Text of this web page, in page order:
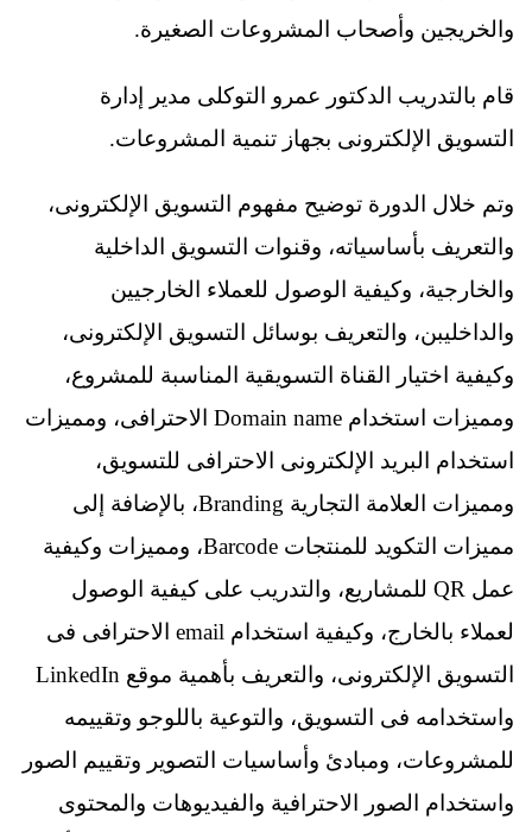
والخريجين وأصحاب المشروعات الصغيرة.
قام بالتدريب الدكتور عمرو التوكلى مدير إدارة
التسويق الإلكترونى بجهاز تنمية المشروعات.
وتم خلال الدورة توضيح مفهوم التسويق الإلكترونى،
والتعريف بأساسياته، وقنوات التسويق الداخلية
والخارجية، وكيفية الوصول للعملاء الخارجيين
والداخليبن، والتعريف بوسائل التسويق الإلكترونى،
وكيفية اختيار القناة التسويقية المناسبة للمشروع،
ومميزات استخدام Domain name الاحترافى، ومميزات
استخدام البريد الإلكترونى الاحترافى للتسويق،
ومميزات العلامة التجارية Branding، بالإضافة إلى
مميزات التكويد للمنتجات Barcode، ومميزات وكيفية
عمل QR للمشاريع، والتدريب على كيفية الوصول
لعملاء بالخارج، وكيفية استخدام email الاحترافى فى
التسويق الإلكترونى، والتعريف بأهمية موقع LinkedIn
واستخدامه فى التسويق، والتوعية باللوجو وتقييمه
للمشروعات، ومبادئ وأساسيات التصوير وتقييم الصور
واستخدام الصور الاحترافية والفيديوهات والمحتوى